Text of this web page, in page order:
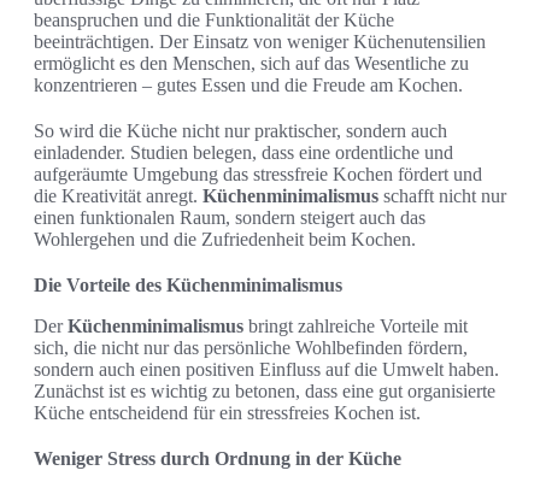
beanspruchen und die Funktionalität der Küche
beeinträchtigen. Der Einsatz von weniger Küchenutensilien
ermöglicht es den Menschen, sich auf das Wesentliche zu
konzentrieren – gutes Essen und die Freude am Kochen.
So wird die Küche nicht nur praktischer, sondern auch
einladender. Studien belegen, dass eine ordentliche und
aufgeräumte Umgebung das stressfreie Kochen fördert und
die Kreativität anregt. Küchenminimalismus schafft nicht nur
einen funktionalen Raum, sondern steigert auch das
Wohlergehen und die Zufriedenheit beim Kochen.
Die Vorteile des Küchenminimalismus
DerKüchenminimalismus bringt zahlreiche Vorteile mit
sich, die nicht nur das persönliche Wohlbefinden fördern,
sondern auch einen positiven Einfluss auf die Umwelt haben.
Zunächst ist es wichtig zu betonen, dass eine gut organisierte
Küche entscheidend für ein stressfreies Kochen ist.
Weniger Stress durch Ordnung in der Küche